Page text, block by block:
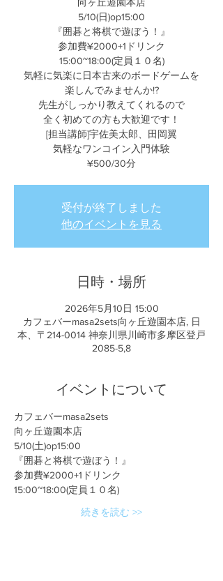
5/10(日)op15:00
『囲碁と将棋で遊ぼう！』
参加費¥2000+1ドリンク
15:00~18:00(定員１０名)
気軽に気楽に日本古来のボードゲームを
楽しんでみませんか!?
先生がしっかり教えてくれるので
全く初めての方も大歓迎です！
[担当講師]宇佐美太郎、田岡翼
気軽なワンコイン入門体験
¥500/30分
受付が終了しました
他のイベントを見る
日時・場所
2026年5月10日 15:00
カフェバーmasa2sets向ヶ丘遊園本店, 日
本、〒214-0014 神奈川県川崎市多摩区登戸
2085-5,8
イベントについて
カフェバーmasa2sets
向ヶ丘遊園本店
5/10(土)op15:00
『囲碁と将棋で遊ぼう！』
参加費¥2000+1ドリンク
15:00~18:00(定員１０名)
続きを読む >>